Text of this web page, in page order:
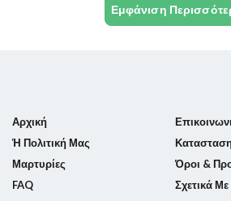
Εμφάνιση
Αρχική
Ἡ Πολιτική Μας
Μαρτυρίες
Όροι &
FAQ
Σχετικά